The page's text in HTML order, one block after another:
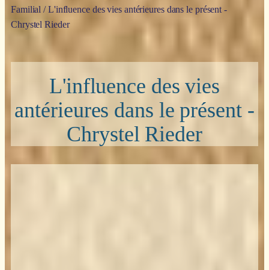
Familial / L'influence des vies antérieures dans le présent -
Chrystel Rieder
L'influence des vies
antérieures dans le présent -
Chrystel Rieder